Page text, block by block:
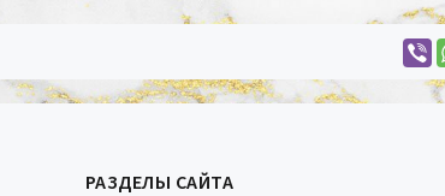
РАЗДЕЛЫ САЙТА